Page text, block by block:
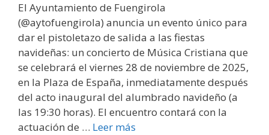
El Ayuntamiento de Fuengirola
(@aytofuengirola) anuncia un evento único para
dar el pistoletazo de salida a las fiestas
navideñas: un concierto de Música Cristiana que
se celebrará el viernes 28 de noviembre de 2025,
en la Plaza de España, inmediatamente después
del acto inaugural del alumbrado navideño (a
las 19:30 horas). El encuentro contará con la
actuación de … Leer más